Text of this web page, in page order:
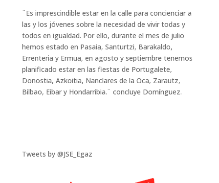
¨Es imprescindible estar en la calle para concienciar a
las y los jóvenes sobre la necesidad de vivir todas y
todos en igualdad. Por ello, durante el mes de julio
hemos estado en Pasaia, Santurtzi, Barakaldo,
Errenteria y Ermua, en agosto y septiembre tenemos
planificado estar en las fiestas de Portugalete,
Donostia, Azkoitia, Nanclares de la Oca, Zarautz,
Bilbao, Eibar y Hondarribia.¨ concluye Domínguez.
Tweets by @JSE_Egaz